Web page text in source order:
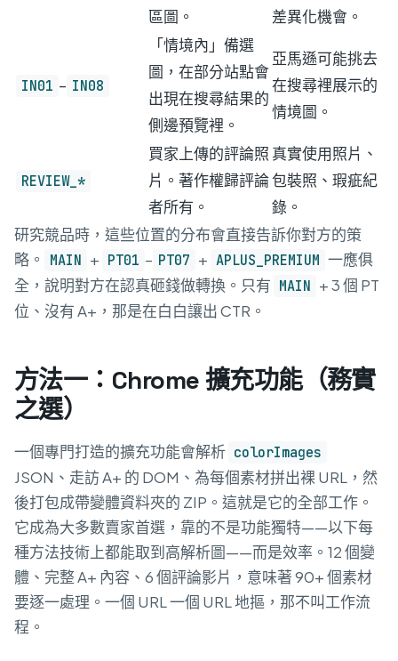
區圖。
差異化機會。
IN01 – IN08
「情境內」備選
圖，在部分站點會
出現在搜尋結果的
側邊預覽裡。
亞馬遜可能挑去
在搜尋裡展示的
情境圖。
REVIEW_*
買家上傳的評論照
片。著作權歸評論
者所有。
真實使用照片、
包裝照、瑕疵紀
錄。
研究競品時，這些位置的分布會直接告訴你對方的策
略。
MAIN + PT01 – PT07 + APLUS_PREMIUM 一應俱
全，說明對方在認真砸錢做轉換。只有 MAIN + 3 個 PT
位、沒有 A+，那是在白白讓出 CTR。
方法一：Chrome 擴充功能（務實
之選）
一個專門打造的擴充功能會解析 colorImages
JSON、走訪 A+ 的 DOM、為每個素材拼出裸 URL，然
後打包成帶變體資料夾的 ZIP。這就是它的全部工作。
它成為大多數賣家首選，靠的不是功能獨特——以下每
種方法技術上都能取到高解析圖——而是效率。12 個變
體、完整 A+ 內容、6 個評論影片，意味著 90+ 個素材
要逐一處理。一個 URL 一個 URL 地摳，那不叫工作流
程。